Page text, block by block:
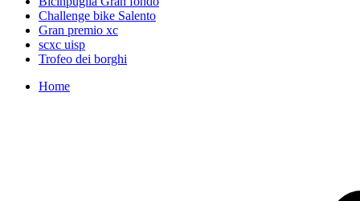
Challenge bike Salento
Gran premio xc
scxc uisp
Trofeo dei borghi
Home